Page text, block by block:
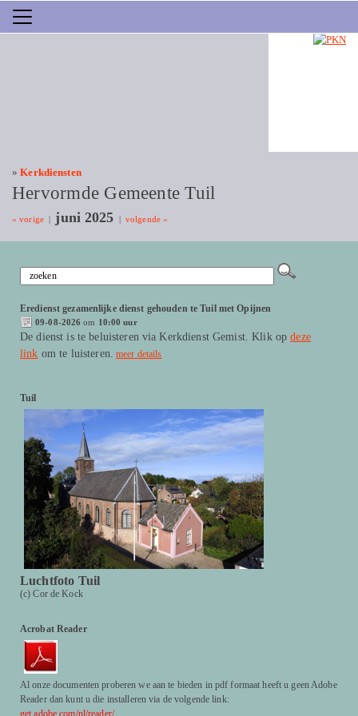
»Kerkdiensten
Hervormde Gemeente Tuil
« vorige| juni 2025 |volgende »
Eredienst gezamenlijke dienst gehouden te Tuil met Opijnen
09-08-2026 om 10:00 uur
De dienst is te beluisteren via Kerkdienst Gemist. Klik opdeze
link om te luisteren. meer details
Tuil
Luchtfoto Tuil
(c) Cor de Kock
Acrobat Reader
Al onze documenten proberen we aan te bieden in pdf formaat heeft u geen Adobe
Reader dan kunt u die installeren via de volgende link:
get.adobe.com/nl/reader/